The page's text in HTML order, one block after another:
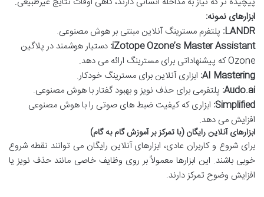
ابزارهای نمونه:
LANDR: پلتفرم مسترینگ آنلاین مبتنی بر هوش مصنوعی.
iZotope Ozone’s Master Assistant: دستیار هوشمند در پلاگین
Ozone که پیشنهاداتی برای مسترینگ ارائه می دهد.
AI Mastering: ابزاری آنلاین برای مسترینگ خودکار.
Audo.ai: پلتفرمی برای حذف نویز و بهبود گفتار با هوش مصنوعی.
Simplified: ابزاری که کیفیت ضبط های صوتی را با هوش مصنوعی
افزایش می دهد.
ابزارهای آنلاین رایگان (با تمرکز بر آموزش گام به گام)
برای شروع و کاربران عادی، ابزارهای آنلاین رایگان می توانند نقطه شروع
خوبی باشند. این ابزارها معمولاً بر روی وظایف خاصی مانند حذف نویز یا
افزایش وضوح تمرکز دارند.